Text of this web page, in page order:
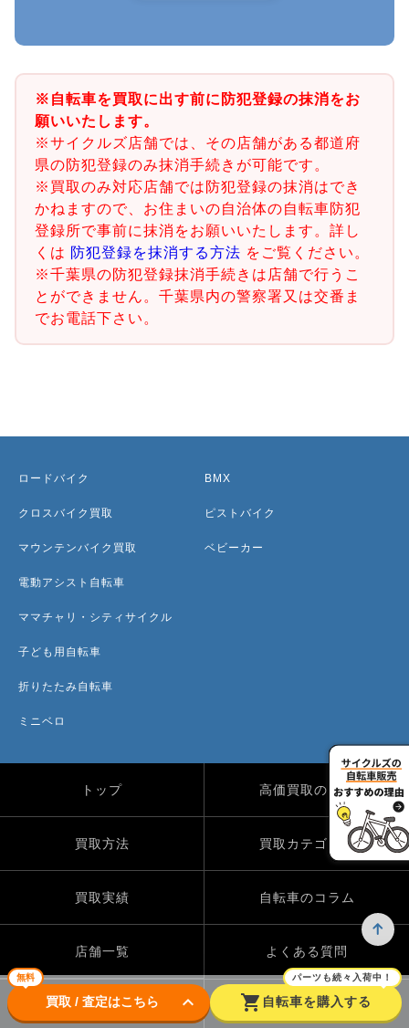
※自転車を買取に出す前に防犯登録の抹消をお
願いいたします。
※サイクルズ店舗では、その店舗がある都道府
県の防犯登録のみ抹消手続きが可能です。
※買取のみ対応店舗では防犯登録の抹消はでき
かねますので、お住まいの自治体の自転車防犯
登録所で事前に抹消をお願いいたします。詳し
くは 防犯登録を抹消する方法 をご覧ください。
※千葉県の防犯登録抹消手続きは店舗で行うこ
とができません。千葉県内の警察署又は交番ま
でお電話下さい。
無料
買取 / 査定はこちら keyboard_arrow_down shopping_cart
パーツも続々入荷中！
自転車を購入する
ロードバイク
クロスバイク買取
マウンテンバイク買取
電動アシスト自転車
ママチャリ・シティサイクル
子ども用自転車
折りたたみ自転車
ミニベロ
BMX
ピストバイク
ベビーカー
トップ 高価買取のワケ
買取方法 買取カテゴリー
買取実績 自転車のコラム
店舗一覧 よくある質問
Instagram X